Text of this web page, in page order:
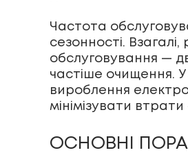
Частота
сезонності.
обслуговування —
частіше очищення.
вироблення
мінімізувати
ОСНОВНІ